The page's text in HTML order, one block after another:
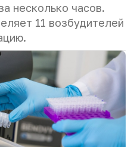
несколько часов.
11 возбудителей